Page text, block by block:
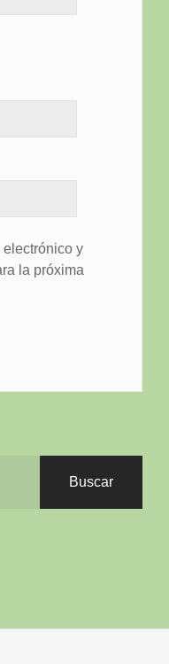
electrónico y
la próxima